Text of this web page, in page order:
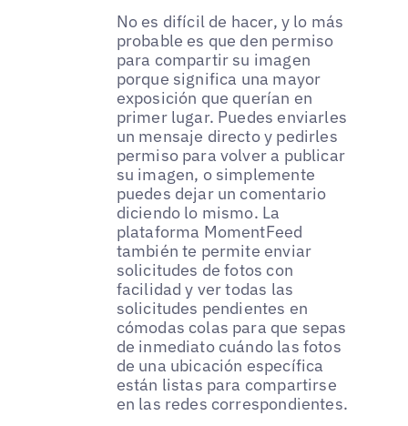
No es difícil de hacer, y lo más
probable es que den permiso
para compartir su imagen
porque significa una mayor
exposición que querían en
primer lugar. Puedes enviarles
un mensaje directo y pedirles
permiso para volver a publicar
su imagen, o simplemente
puedes dejar un comentario
diciendo lo mismo. La
plataforma MomentFeed
también te permite enviar
solicitudes de fotos con
facilidad y ver todas las
solicitudes pendientes en
cómodas colas para que sepas
de inmediato cuándo las fotos
de una ubicación específica
están listas para compartirse
en las redes correspondientes.